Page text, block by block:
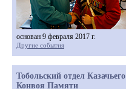
основан 9 февраля 2017 г.
Другие события
Тобольский отдел Казачьего
Конвоя Памяти